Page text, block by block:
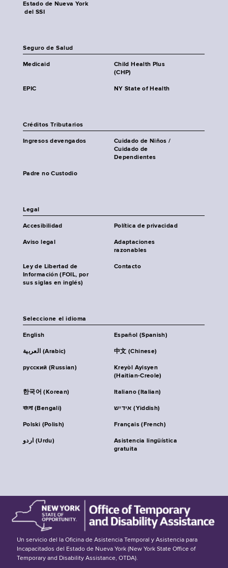
Estado de Nueva York
del SSI
Seguro de Salud
Medicaid
Child Health Plus
(CHP)
EPIC NY State of Health
Créditos Tributarios
Ingresos devengados
Cuidado de Niños /
Cuidado de
Dependientes
Padre no Custodio
Legal
Accesibilidad Política de privacidad
Aviso legal
Adaptaciones
razonables
Ley de Libertad de
Información (FOIL, por
sus siglas en inglés)
Contacto
Seleccione el idioma
English Español (Spanish)
العربية (Arabic) 中文 (Chinese)
русский (Russian)
Kreyòl Ayisyen
(Haitian-Creole)
한국어 (Korean) Italiano (Italian)
বাংলা (Bengali) אידיש (Yiddish)
Polski (Polish) Français (French)
اردو (Urdu)
Asistencia lingüística
gratuita
Un servicio del la Oficina de Asistencia Temporal y Asistencia para
Incapacitados del Estado de Nueva York (New York State Office of
Temporary and Disability Assistance, OTDA).